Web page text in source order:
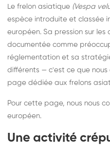
Le frelon asiatique (Vespa
espèce introduite et classée
européen. Sa pression sur les
documentée comme
réglementation et sa
différents — c'est ce que
page dédiée aux frelons
Pour cette page, nous nous
européen.
Une activité